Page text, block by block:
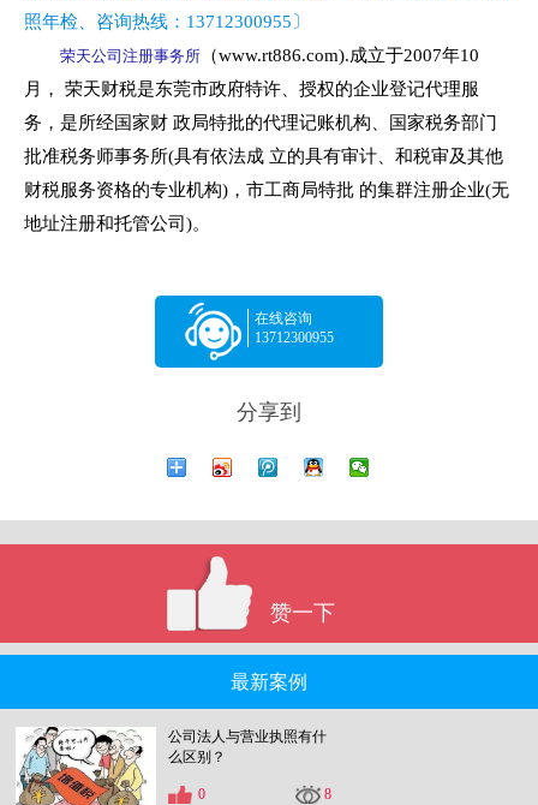
照年检、 咨询热线： 13712300955 〕
荣天公司注册事务所 （www.rt886.com).成立于2007年10
月， 荣天财税是东莞市政府特许、授权的企业登记代理服
务，是所经国家财 政局特批的代理记账机构、国家税务部门
批准税务师事务所(具有依法成 立的具有审计、和税审及其他
财税服务资格的专业机构)，市工商局特批 的集群注册企业(无
地址注册和托管公司)。
在线咨询
13712300955
分享到
赞一下
最新案例
公司法人与营业执照有什
么区别？
0 8